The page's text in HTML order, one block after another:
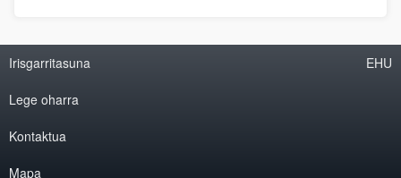
Irisgarritasuna
Lege oharra
Kontaktua
Mapa
EHU